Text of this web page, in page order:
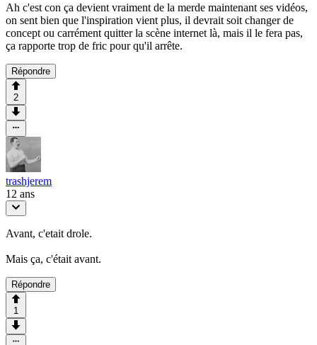
Ah c'est con ça devient vraiment de la merde maintenant ses vidéos,
on sent bien que l'inspiration vient plus, il devrait soit changer de
concept ou carrément quitter la scène internet là, mais il le fera pas,
ça rapporte trop de fric pour qu'il arrête.
Répondre
2
trashjerem
12 ans
Avant, c'etait drole.
Mais ça, c'était avant.
Répondre
1